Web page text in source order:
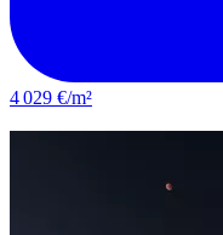
4 029 €/m²